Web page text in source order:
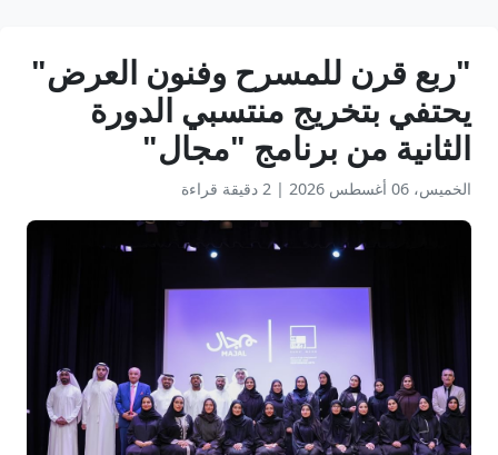
"ربع قرن للمسرح وفنون العرض"
يحتفي بتخريج منتسبي الدورة
الثانية من برنامج "مجال"
الخميس، 06 أغسطس 2026 | 2 دقيقة قراءة